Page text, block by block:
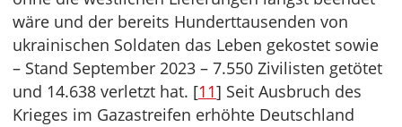
wäre und der bereits Hunderttausenden von
ukrainischen Soldaten das Leben gekostet sowie
– Stand September 2023 – 7.550 Zivilisten getötet
und 14.638 verletzt hat. [11] Seit Ausbruch des
Krieges im Gazastreifen erhöhte Deutschland